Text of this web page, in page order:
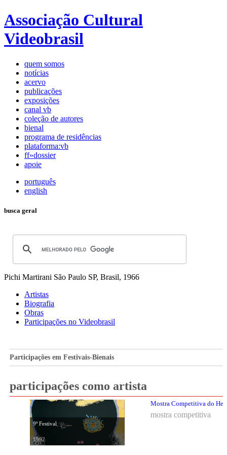
Associação Cultural
Videobrasil
quem somos
notícias
acervo
publicações
exposições
canal vb
coleção de autores
bienal
programa de residências
plataforma:vb
ff»dossier
apoie
português
english
busca geral
Pichi Martirani São Paulo SP, Brasil, 1966
Artistas
Biografia
Obras
Participações no Videobrasil
Participações em Festivais-Bienais
participações como artista
9º Festival
1992
Mostra Competitiva do
mostra competitiva